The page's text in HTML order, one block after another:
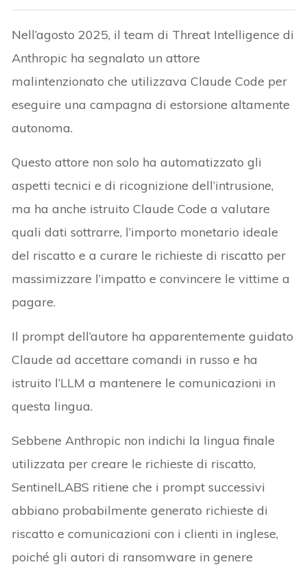
Nell’agosto 2025, il team di Threat Intelligence di
Anthropic ha segnalato un attore
malintenzionato che utilizzava Claude Code per
eseguire una campagna di estorsione altamente
autonoma.
Questo attore non solo ha automatizzato gli
aspetti tecnici e di ricognizione dell’intrusione,
ma ha anche istruito Claude Code a valutare
quali dati sottrarre, l’importo monetario ideale
del riscatto e a curare le richieste di riscatto per
massimizzare l’impatto e convincere le vittime a
pagare.
Il prompt dell’autore ha apparentemente guidato
Claude ad accettare comandi in russo e ha
istruito l’LLM a mantenere le comunicazioni in
questa lingua.
Sebbene Anthropic non indichi la lingua finale
utilizzata per creare le richieste di riscatto,
SentinelLABS ritiene che i prompt successivi
abbiano probabilmente generato richieste di
riscatto e comunicazioni con i clienti in inglese,
poiché gli autori di ransomware in genere